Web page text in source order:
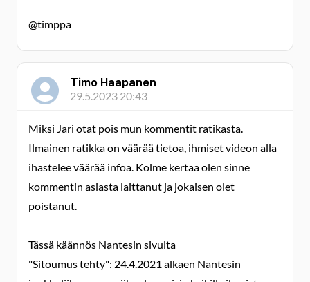
@timppa
Timo Haapanen
29.5.2023 20:43
Miksi Jari otat pois mun kommentit ratikasta.
Ilmainen ratikka on väärää tietoa, ihmiset videon alla
ihastelee väärää infoa. Kolme kertaa olen sinne
kommentin asiasta laittanut ja jokaisen olet
poistanut.
Tässä käännös Nantesin sivulta
"Sitoumus tehty": 24.4.2021 alkaen Nantesin